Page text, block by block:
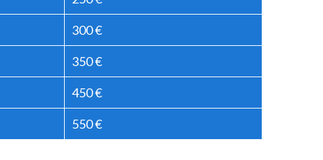
300 €
350 €
450 €
550 €